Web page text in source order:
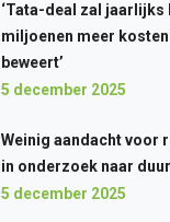
‘Tata-deal zal jaarlijks
miljoenen meer
beweert’
5 december 2025
Weinig aandacht voor
in onderzoek naar
5 december 2025